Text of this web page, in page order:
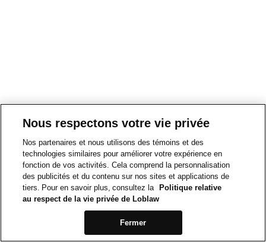
Nous respectons votre vie privée
Nos partenaires et nous utilisons des témoins et des
technologies similaires pour améliorer votre expérience en
fonction de vos activités. Cela comprend la personnalisation
des publicités et du contenu sur nos sites et applications de
tiers. Pour en savoir plus, consultez la
Politique relative
au respect de la vie privée de Loblaw
Fermer